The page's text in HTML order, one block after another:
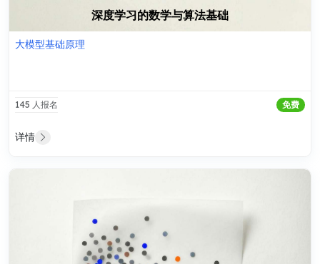
深度学习的数学与算法基础
大模型基础原理
145 人报名 免费
详情